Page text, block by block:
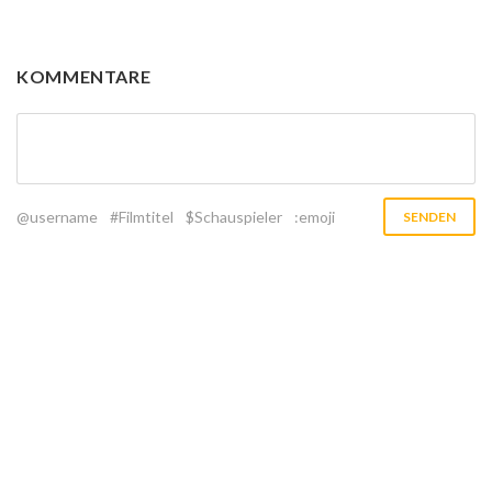
KOMMENTARE
@username #Filmtitel $Schauspieler :emoji